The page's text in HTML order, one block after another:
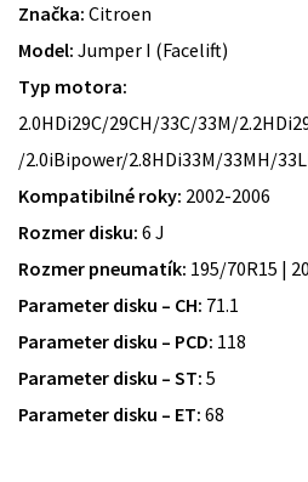
Značka: Citroen
Model: Jumper I (Facelift)
Typ motora:
2.0HDi29C/29CH/33C/33M/
/2.0iBipower/2.8HDi33M/33MH/
Kompatibilné roky: 2002-2006
Rozmer disku: 6 J
Rozmer pneumatík: 195/70R15 |
Parameter disku – CH: 71.1
Parameter disku – PCD: 118
Parameter disku – ST: 5
Parameter disku – ET: 68